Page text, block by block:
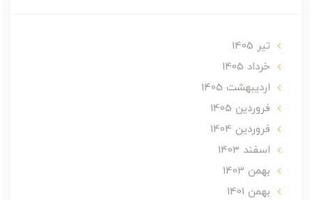
تير 1405
خرداد 1405
ارديبهشت 1405
فروردین 1405
فروردین 1404
اسفند 1403
بهمن 1403
بهمن 1401